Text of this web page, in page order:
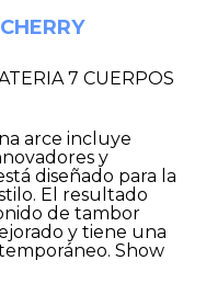
7 CUERPOS
arce incluye
y
diseñado para la
El resultado
de tambor
y tiene una
Show